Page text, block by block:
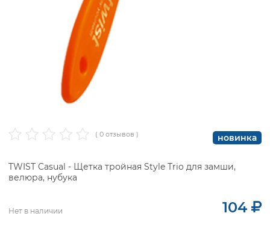
( 0 отзывов ) новинка
TWIST Casual - Щетка тройная Style Trio для замши,
велюра, нубука
Нет в наличии 104